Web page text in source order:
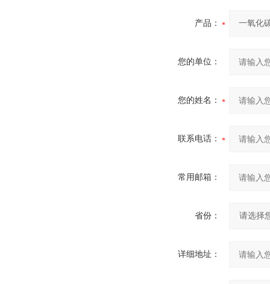
产品：
您的单位：
您的姓名：
联系电话：
常用邮箱：
省份：
详细地址：